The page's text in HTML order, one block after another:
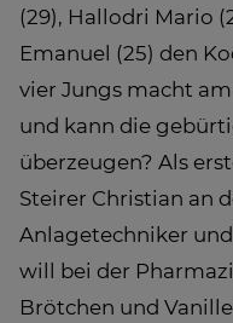
(29), Hallodri Mario
Emanuel (25) den
vier Jungs macht
und kann die
überzeugen? Als
Steirer Christian an
Anlagetechniker
will bei der
Brötchen und